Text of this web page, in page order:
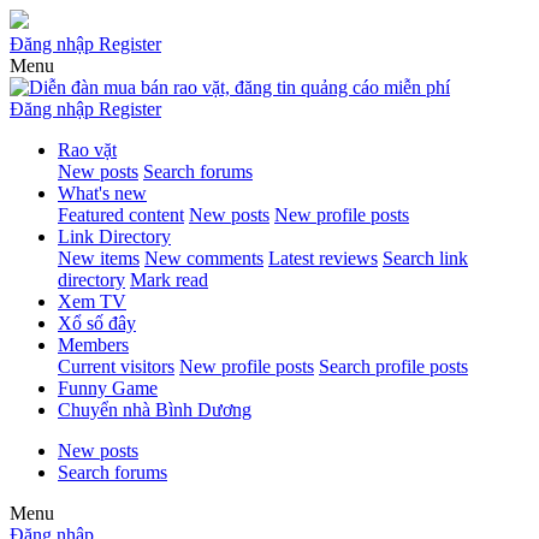
Đăng nhập Register
Menu
Đăng nhập Register
Rao vặt
New posts Search forums
What's new
Featured content New posts New profile posts
Link Directory
New items New comments Latest reviews Search link
directory Mark read
Xem TV
Xổ số đây
Members
Current visitors New profile posts Search profile posts
Funny Game
Chuyển nhà Bình Dương
New posts
Search forums
Menu
Đăng nhập